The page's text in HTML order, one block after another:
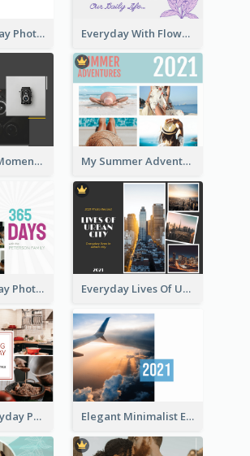
Blank Everyday Photo Book Everyday With Flowers Photo Book
Capture the Moment Everyday Photo Book My Summer Adventure Everyday Photo Book
Enjoy Everyday Photo Book Everyday Lives Of Urban Photo Book
Cooking Everyday Photo Book Elegant Minimalist Everyday Photo Book